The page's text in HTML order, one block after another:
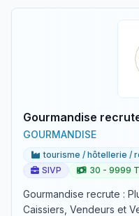
Gourmandise
GOURMANDISE
tourisme / hôtellerie /
SIVP
30 - 9999
Gourmandise recrute :
Caissiers, Vendeurs et